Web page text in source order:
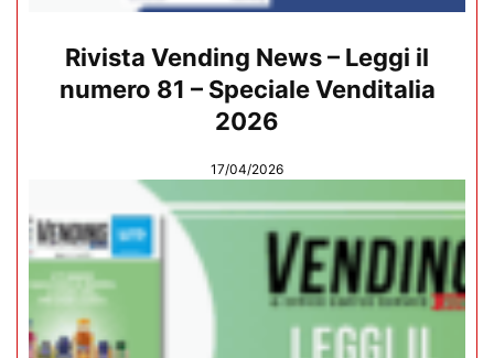
Rivista Vending News – Leggi il
numero 81 – Speciale Venditalia
2026
17/04/2026